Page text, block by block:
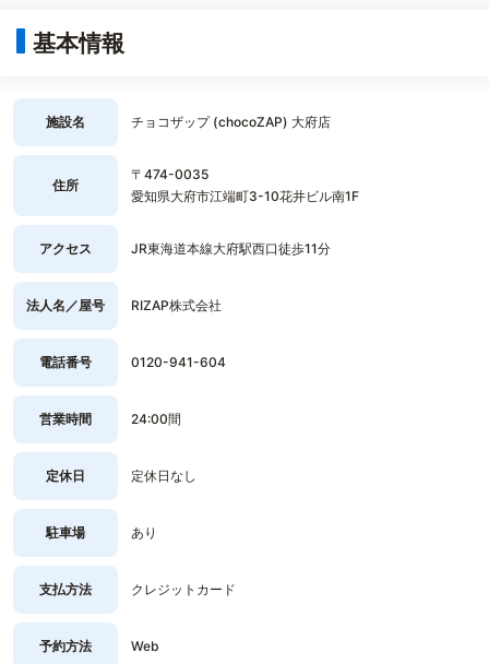
基本情報
施設名 チョコザップ (chocoZAP) 大府店
住所
〒474-0035
愛知県大府市江端町3-10花井ビル南1F
アクセス JR東海道本線大府駅西口徒歩11分
法人名／屋号 RIZAP株式会社
電話番号 0120-941-604
営業時間 24:00間
定休日 定休日なし
駐車場 あり
支払方法 クレジットカード
予約方法 Web